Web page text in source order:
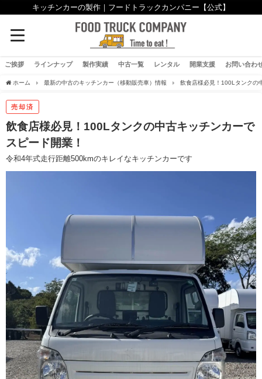
キッチンカーの製作｜フードトラックカンパニー【公式】
ご挨拶 ラインナップ 製作実績 中古一覧 レンタル 開業支援 お問い合わ
ホーム 最新の中古のキッチンカー（移動販売車）情報 飲食店様必見！100Lタンクの
売却済
飲食店様必見！100Lタンクの中古キッチンカーで
スピード開業！
令和4年式走行距離500kmのキレイなキッチンカーです